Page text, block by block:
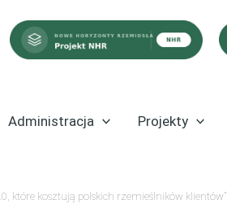
Administracja Projekty
które kosztują polskich rzemieślników klientów”